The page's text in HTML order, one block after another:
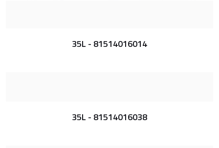
35L - 81514016014
35L - 81514016038